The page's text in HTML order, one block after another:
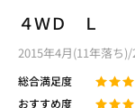
４ＷＤ Ｌ
2015年4月(11年落ち
総合満足度
おすすめ度